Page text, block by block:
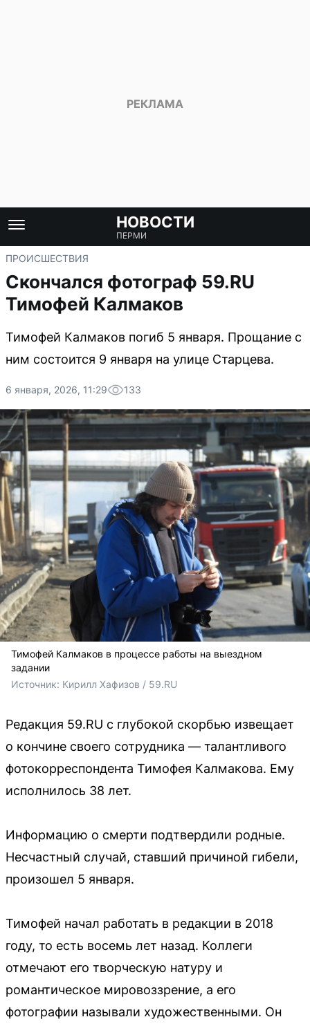
НОВОСТИ
ПЕРМИ
ПРОИСШЕСТВИЯ
Скончался фотограф 59.RU
Тимофей Калмаков
Тимофей Калмаков погиб 5 января. Прощание с
ним состоится 9 января на улице Старцева.
6 января, 2026, 11:29 133
Тимофей Калмаков в процессе работы на выездном
задании
Источник: Кирилл Хафизов / 59.RU
Редакция 59.RU с глубокой скорбью извещает
о кончине своего сотрудника — талантливого
фотокорреспондента Тимофея Калмакова. Ему
исполнилось 38 лет.
Информацию о смерти подтвердили родные.
Несчастный случай, ставший причиной гибели,
произошел 5 января.
Тимофей начал работать в редакции в 2018
году, то есть восемь лет назад. Коллеги
отмечают его творческую натуру и
романтическое мировоззрение, а его
фотографии называли художественными. Он